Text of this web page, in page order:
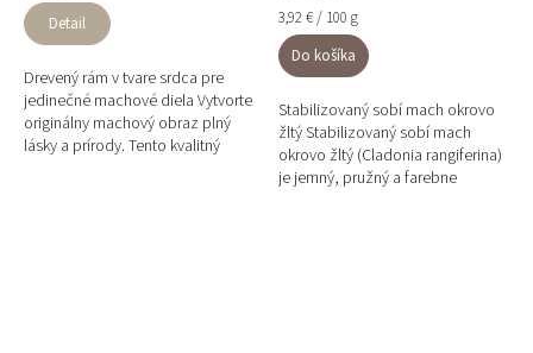
Detail
Drevený rám v tvare srdca pre
jedinečné machové diela Vytvorte
originálny machový obraz plný
lásky a prírody. Tento kvalitný
Jednotková
cena:
3,92 € / 100 g
Do košíka
Stabilizovaný sobí mach okrovo
žltý Stabilizovaný sobí mach
okrovo žltý (Cladonia rangiferina)
je jemný, pružný a farebne